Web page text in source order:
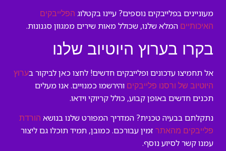
מעוניינים בפלייבקים נוספים? עיינו בקטלוג הפלייבקים
האיכותיים המלא שלנו, שכולל מאות שירים ממגוון סגנונות.
בקרו בערוץ היוטיוב שלנו
אל תחמיצו עדכונים ופלייבקים חדשים! לחצו כאן לביקור בערוץ
היוטיוב של ורסנו פלייבקים והירשמו כמנויים. אנו מעלים
תכנים חדשים באופן קבוע, כולל קריוקי וידאו.
נתקלתם בבעיה טכנית? המדריך המפורט שלנו בנושא הורדת
פלייבקים מהאתר זמין עבורכם. כמובן, תמיד תוכלו גם ליצור
עמנו קשר לסיוע נוסף.